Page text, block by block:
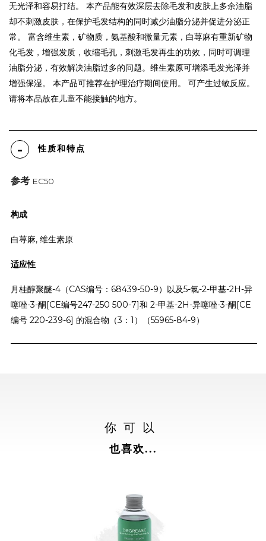
无光泽和容易打结。 本产品能有效深层去除毛发和皮肤上多余油脂
却不刺激皮肤，在保护毛发结构的同时减少油脂分泌并促进分泌正
常。 富含维生素，矿物质，氨基酸和微量元素，白荨麻有重新矿物
化毛发，增强发质，收缩毛孔，刺激毛发再生的功效，同时可调理
油脂分泌，有效解决油脂过多的问题。维生素原可增添毛发光泽并
增强保湿。 本产品可推荐在护理治疗期间使用。 可产生过敏反应。
请将本品放在儿童不能接触的地方。
性质和特点
参考 EC50
构成
白荨麻, 维生素原
适应性
月桂醇聚醚-4（CAS编号：68439-50-9）以及5-氯-2-甲基-2H-异
噻唑-3-酮[CE编号247-250 500-7]和 2-甲基-2H-异噻唑-3-酮[CE
编号 220-239-6] 的混合物（3：1）（55965-84-9）
你可以
也喜欢...